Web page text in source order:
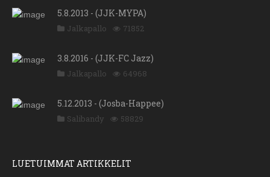
5.8.2013 - (JJK-MYPA)
Jalkapallo 71852
3.8.2016 - (JJK-FC Jazz)
Jalkapallo 64968
5.12.2013 - (Josba-Happee)
Salibandy 58829
LUETUIMMAT ARTIKKELIT